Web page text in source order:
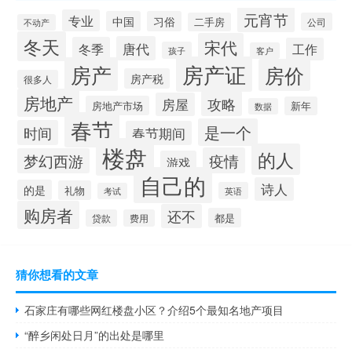
不动产 专业 中国 习俗 二手房 元宵节 公司
冬天 冬季 唐代 孩子 宋代 客户 工作
很多人 房产 房产税 房产证 房价
房地产 房地产市场 房屋 攻略 数据 新年
时间 春节 春节期间 是一个
梦幻西游 楼盘 游戏 疫情 的人
的是 礼物 考试 自己的 英语 诗人
购房者 贷款 费用 还不 都是
猜你想看的文章
石家庄有哪些网红楼盘小区？介绍5个最知名地产项目
“醉乡闲处日月”的出处是哪里